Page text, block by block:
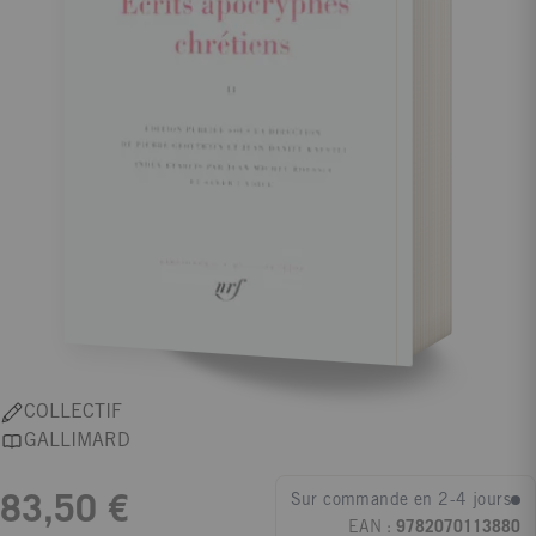
COLLECTIF
GALLIMARD
83,50 €
Sur commande en 2-4 jours
EAN : 9782070113880